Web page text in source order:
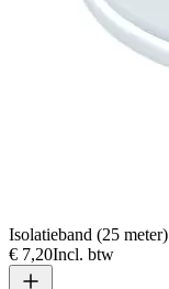
Isolatieband (25 meter)
€ 7,20Incl. btw